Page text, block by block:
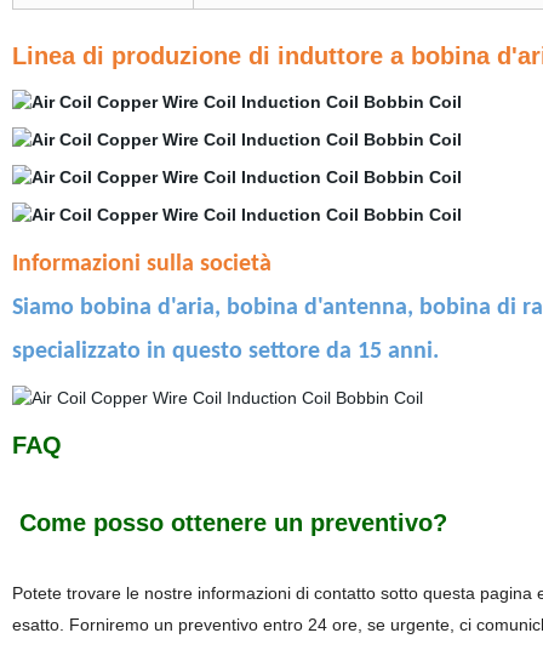
Linea di produzione di induttore a bobina
Informazioni sulla società
Siamo bobina d'aria, bobina d'antenna, bobina di
specializzato in questo settore da 15 anni.
FAQ
Come posso ottenere un preventivo?
Potete trovare le nostre informazioni di contatto sotto questa
esatto. Forniremo un preventivo entro 24 ore, se urgente, ci